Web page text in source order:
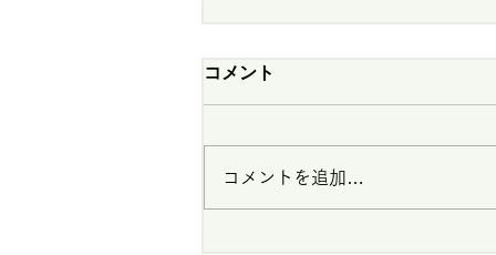
2026年 第22回東京都グラ
ンドシニアゴルフ選手権 第5
選手権の競技規定を掲載しま
した。申込み締切りは9月2
日です。お早目にお申込みく
コメント
コメントを追加…